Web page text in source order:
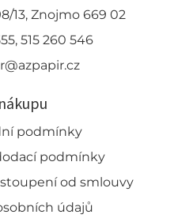
13, Znojmo 669 02
515 260 546
podmínky
podmínky
od smlouvy
údajů